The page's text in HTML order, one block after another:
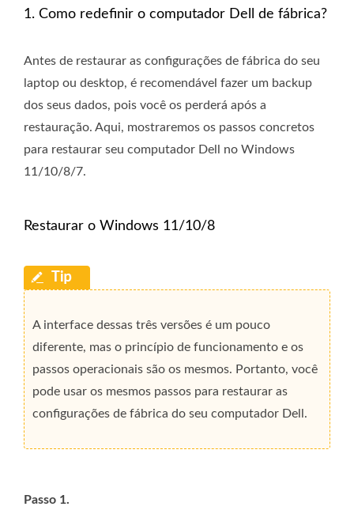
1. Como redefinir o computador Dell de fábrica?
Antes de restaurar as configurações de fábrica do seu
laptop ou desktop, é recomendável fazer um backup
dos seus dados, pois você os perderá após a
restauração. Aqui, mostraremos os passos concretos
para restaurar seu computador Dell no Windows
11/10/8/7.
Restaurar o Windows 11/10/8
A interface dessas três versões é um pouco
diferente, mas o princípio de funcionamento e os
passos operacionais são os mesmos. Portanto, você
pode usar os mesmos passos para restaurar as
configurações de fábrica do seu computador Dell.
Passo 1.